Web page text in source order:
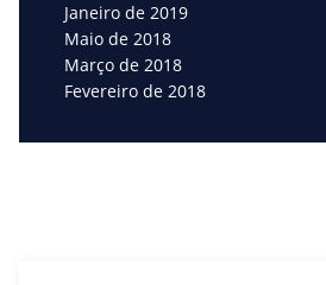
Janeiro de 2019
Maio de 2018
Março de 2018
Fevereiro de 2018